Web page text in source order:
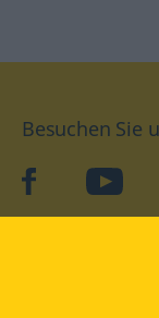
Besuchen Sie
facebookYouTube